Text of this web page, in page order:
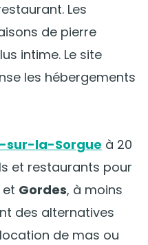
Les
de pierre
intime. Le site
les hébergements
sur-la-Sorgue à 20
et restaurants pour
et Gordes, à moins
des alternatives
de mas ou